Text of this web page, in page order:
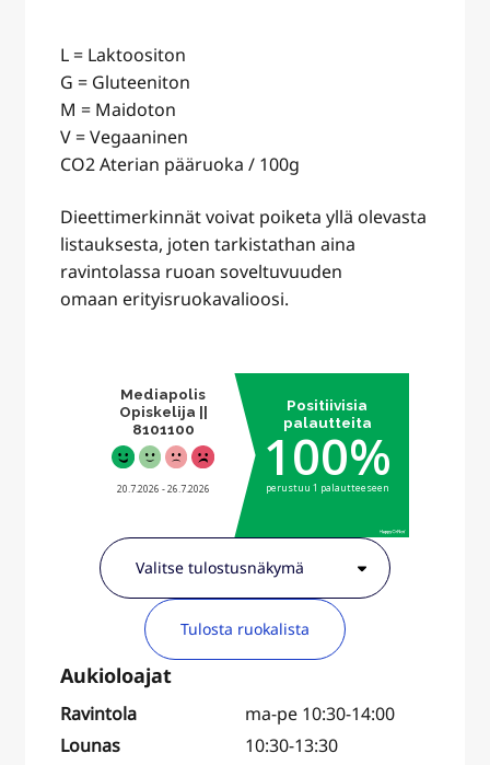
L = Laktoositon
G = Gluteeniton
M = Maidoton
V = Vegaaninen
CO2 Aterian pääruoka / 100g
Dieettimerkinnät voivat poiketa yllä olevasta
listauksesta, joten tarkistathan aina
ravintolassa ruoan soveltuvuuden
omaan erityisruokavalioosi.
Tulosta ruokalista
Ravintola
ma-pe 10:30-14:00
Lounas
10:30-13:30